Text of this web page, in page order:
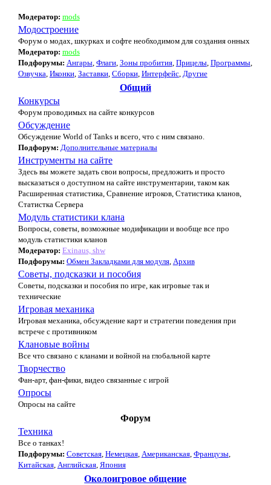
Модератор: mods
Модостроение
Форум о модах, шкурках и софте необходимом для создания онных
Модератор: mods
Подфорумы: Ангары, Флаги, Зоны пробития, Прицелы, Программы,
Озвучка, Иконки, Заставки, Сборки, Интерфейс, Другие
Общий
Конкурсы
Форум проводимых на сайте конкурсов
Обсуждение
Обсуждение World of Tanks и всего, что с ним связано.
Подфорум: Дополнительные материалы
Инструменты на сайте
Здесь вы можете задать свои вопросы, предложить и просто
высказаться о доступном на сайте инструментарии, таком как
Расширенная статистика, Сравнение игроков, Статистика кланов,
Статистка Сервера
Модуль статистики клана
Вопросы, советы, возможные модификации и вообще все про
модуль статистики кланов
Модератор: Exinaus, shw
Подфорумы: Обмен Закладками для модуля, Архив
Советы, подсказки и пособия
Советы, подсказки и пособия по игре, как игровые так и
технические
Игровая механика
Игровая механика, обсуждение карт и стратегии поведения при
встрече с противником
Клановые войны
Все что связано с кланами и войной на глобальной карте
Творчество
Фан-арт, фан-фики, видео связанные с игрой
Опросы
Опросы на сайте
Форум
Техника
Все о танках!
Подфорумы: Советская, Немецкая, Американская, Французы,
Китайская, Английская, Япония
Околоигровое общение